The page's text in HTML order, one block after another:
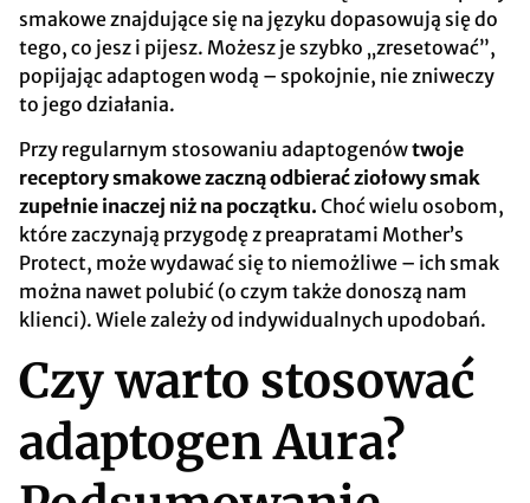
smakowe znajdujące się na języku dopasowują się do
tego, co jesz i pijesz. Możesz je szybko „zresetować”,
popijając adaptogen wodą – spokojnie, nie zniweczy
to jego działania.
Przy regularnym stosowaniu adaptogenówtwoje
receptory smakowe zaczną odbierać ziołowy smak
zupełnie inaczej niż na początku. Choć wielu osobom,
które zaczynają przygodę z preapratami Mother’s
Protect, może wydawać się to niemożliwe – ich smak
można nawet polubić (o czym także donoszą nam
klienci). Wiele zależy od indywidualnych upodobań.
Czy warto stosować
adaptogen Aura?